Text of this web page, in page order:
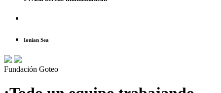
Ionian Sea
Fundación Goteo